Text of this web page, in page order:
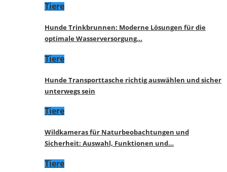
Tiere
Hunde Trinkbrunnen: Moderne Lösungen für die
optimale Wasserversorgung…
Tiere
Hunde Transporttasche richtig auswählen und sicher
unterwegs sein
Tiere
Wildkameras für Naturbeobachtungen und
Sicherheit: Auswahl, Funktionen und…
Tiere